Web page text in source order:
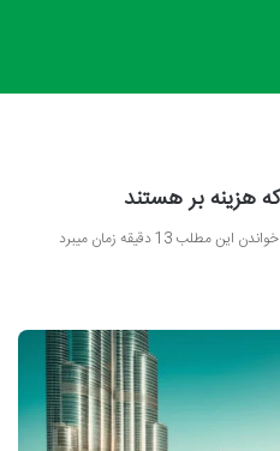
خواندن این مطلب 13 دقیقه زمان میبرد